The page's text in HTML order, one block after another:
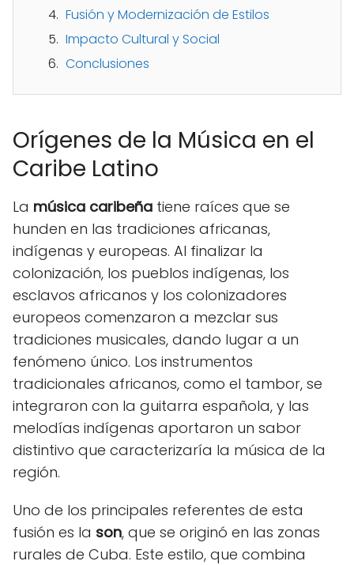
Fusión y Modernización de Estilos
Impacto Cultural y Social
Conclusiones
Orígenes de la Música en el
Caribe Latino
La música caribeña tiene raíces que se
hunden en las tradiciones africanas,
indígenas y europeas. Al finalizar la
colonización, los pueblos indígenas, los
esclavos africanos y los colonizadores
europeos comenzaron a mezclar sus
tradiciones musicales, dando lugar a un
fenómeno único. Los instrumentos
tradicionales africanos, como el tambor, se
integraron con la guitarra española, y las
melodías indígenas aportaron un sabor
distintivo que caracterizaría la música de la
región.
Uno de los principales referentes de esta
fusión es la son, que se originó en las zonas
rurales de Cuba. Este estilo, que combina